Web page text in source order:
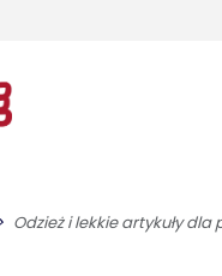
Odzież i lekkie artykuły dla